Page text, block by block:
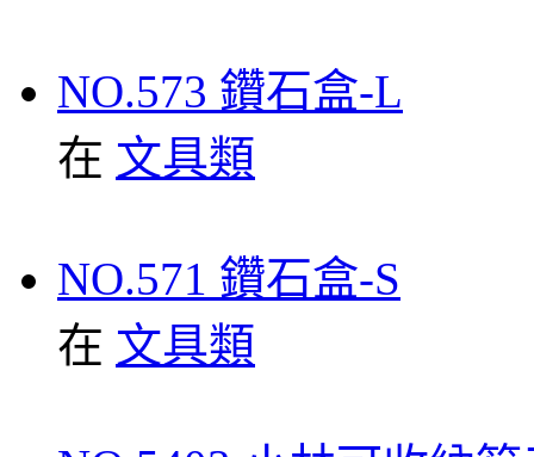
NO.573 鑽石盒-L
在 文具類
NO.571 鑽石盒-S
在 文具類